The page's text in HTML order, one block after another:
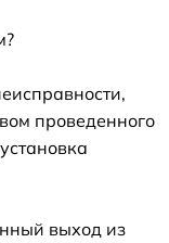
проведенного
выход из